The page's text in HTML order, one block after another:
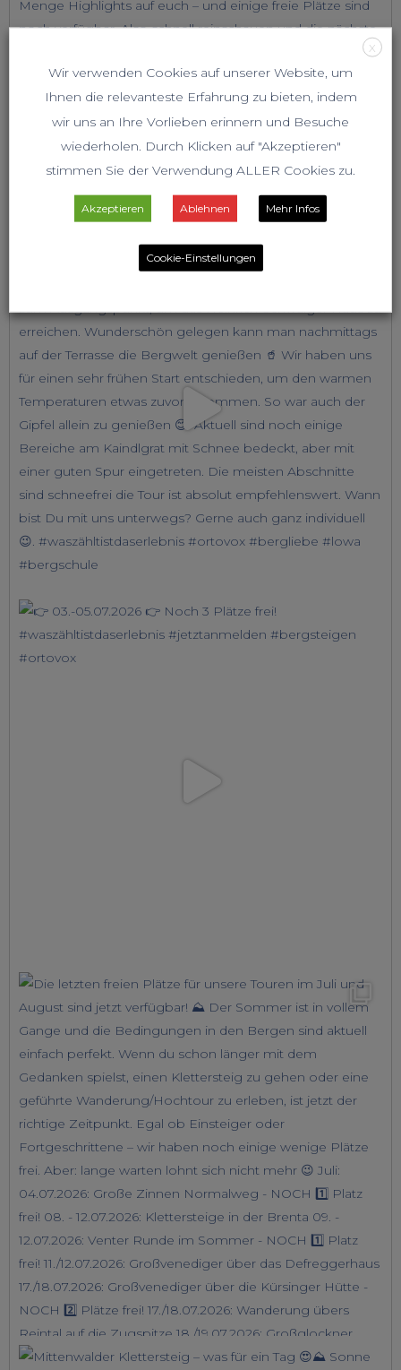
X
Wir verwenden Cookies auf unserer Website, um
Ihnen die relevanteste Erfahrung zu bieten, indem
wir uns an Ihre Vorlieben erinnern und Besuche
wiederholen. Durch Klicken auf "Akzeptieren"
stimmen Sie der Verwendung ALLER Cookies zu.
Akzeptieren Ablehnen Mehr Infos
Cookie-Einstellungen